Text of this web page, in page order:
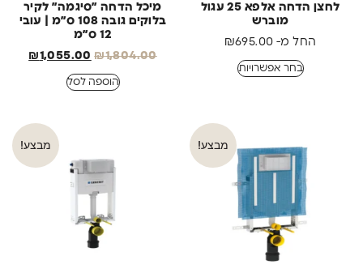
לחצן הדחה אלפא 25 עגול
מוברש
החל מ-
₪695.00
בחר אפשרויות
מיכל הדחה ״סיגמה״ לקיר
בלוקים גובה 108 ס״מ | עובי
12 ס״מ
₪1,804.00
₪1,055.00
הוספה לסל
מבצע! מבצע!